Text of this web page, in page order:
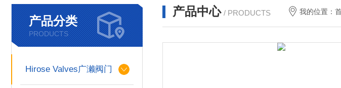
产品分类
PRODUCTS
Hirose Valves广濑阀门
产品中心 / PRODUCTS 我的位置：